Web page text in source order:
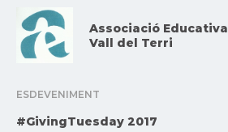
Associació Educativa
Vall del Terri
ESDEVENIMENT
#GivingTuesday 2017